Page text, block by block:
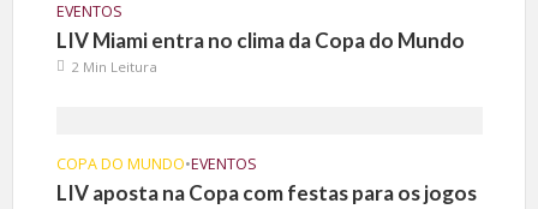
EVENTOS
LIV Miami entra no clima da Copa do Mundo
2 Min Leitura
COPA DO MUNDO•EVENTOS
LIV aposta na Copa com festas para os jogos